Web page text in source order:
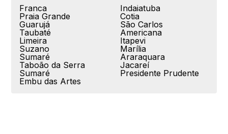
Franca
Praia Grande
Guarujá
Taubaté
Limeira
Suzano
Sumaré
Taboão da Serra
Sumaré
Embu das Artes
Indaiatuba
Cotia
São Carlos
Americana
Itapevi
Marília
Araraquara
Jacareí
Presidente Prudente